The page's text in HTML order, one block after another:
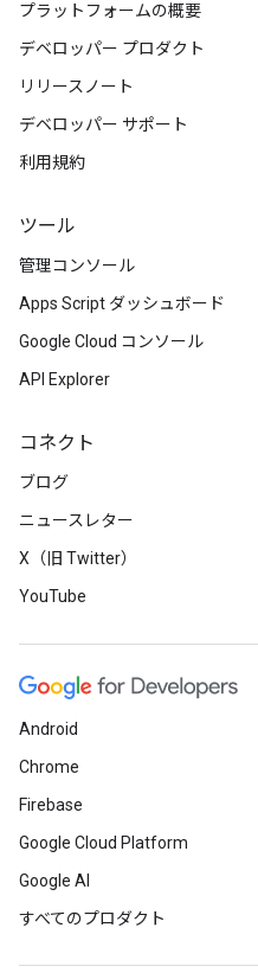
プラットフォームの概要
デベロッパー プロダクト
リリースノート
デベロッパー サポート
利用規約
ツール
管理コンソール
Apps Script ダッシュボード
Google Cloud コンソール
API Explorer
コネクト
ブログ
ニュースレター
X（旧 Twitter）
YouTube
Android
Chrome
Firebase
Google Cloud Platform
Google AI
すべてのプロダクト